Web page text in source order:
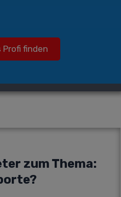
Profi finden
zum Thema:
?